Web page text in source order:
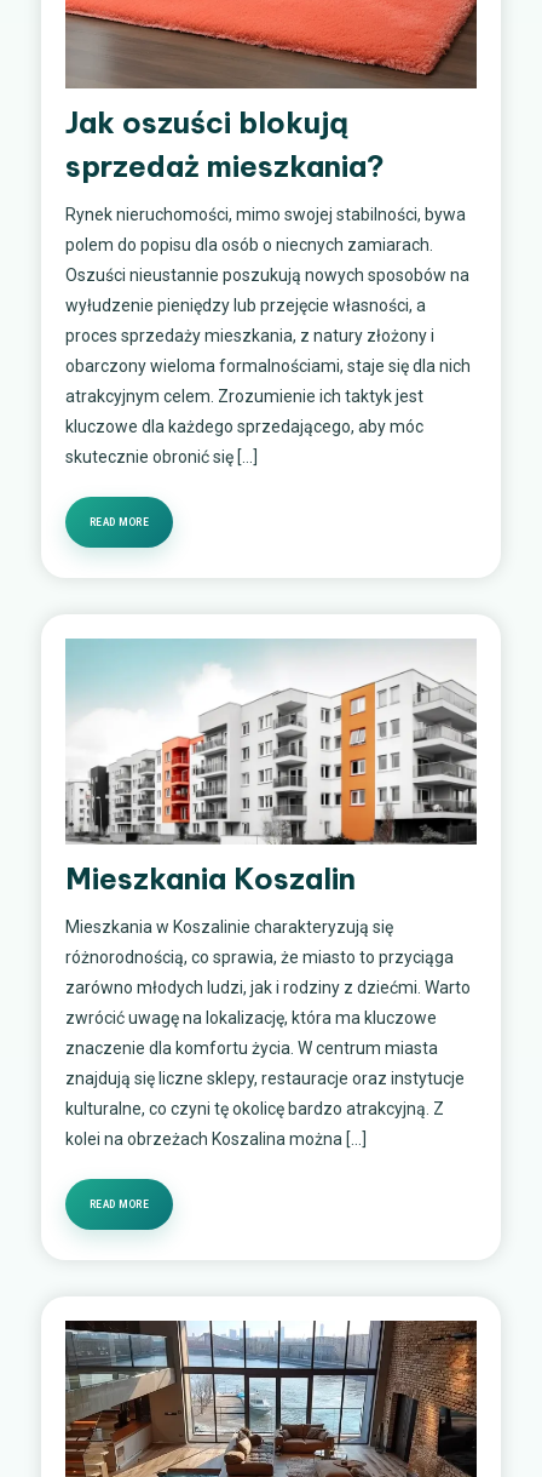
Jak oszuści blokują
sprzedaż mieszkania?
Rynek nieruchomości, mimo swojej stabilności, bywa
polem do popisu dla osób o niecnych zamiarach.
Oszuści nieustannie poszukują nowych sposobów na
wyłudzenie pieniędzy lub przejęcie własności, a
proces sprzedaży mieszkania, z natury złożony i
obarczony wieloma formalnościami, staje się dla nich
atrakcyjnym celem. Zrozumienie ich taktyk jest
kluczowe dla każdego sprzedającego, aby móc
skutecznie obronić się […]
READ MORE
Mieszkania Koszalin
Mieszkania w Koszalinie charakteryzują się
różnorodnością, co sprawia, że miasto to przyciąga
zarówno młodych ludzi, jak i rodziny z dziećmi. Warto
zwrócić uwagę na lokalizację, która ma kluczowe
znaczenie dla komfortu życia. W centrum miasta
znajdują się liczne sklepy, restauracje oraz instytucje
kulturalne, co czyni tę okolicę bardzo atrakcyjną. Z
kolei na obrzeżach Koszalina można […]
READ MORE